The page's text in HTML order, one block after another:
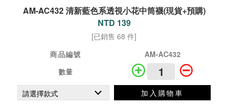
AM-AC432 清新藍色系透視小花中筒襪(現貨+預購)
NTD 139
[已銷售 68 件]
商品編號
AM-AC432
數量
加入購物車